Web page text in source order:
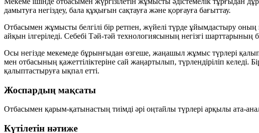
дамытуға негіздеу, бала құқығын сақтауға және қорғауға бағыттау.
Отбасымен жұмысты белгілі бір ретпен, жүйелі түрде ұйымдастыру оның
айқын ілгеріледі. Себебі Тәй-тәй технологиясының негізгі шарттарының
Осы негізде мекемеде бұрынғыдан өзгеше, жаңашыл жұмыс түрлері
мен отбасының қажеттіліктеріне сай жаңартылып, түрлендіріліп
қалыптастыруға ықпал етті.
Жоспардың мақсаты
Отбасымен қарым-қатынастың тиімді әрі оңтайлы түрлері арқылы ата-
Күтілетін нәтиже